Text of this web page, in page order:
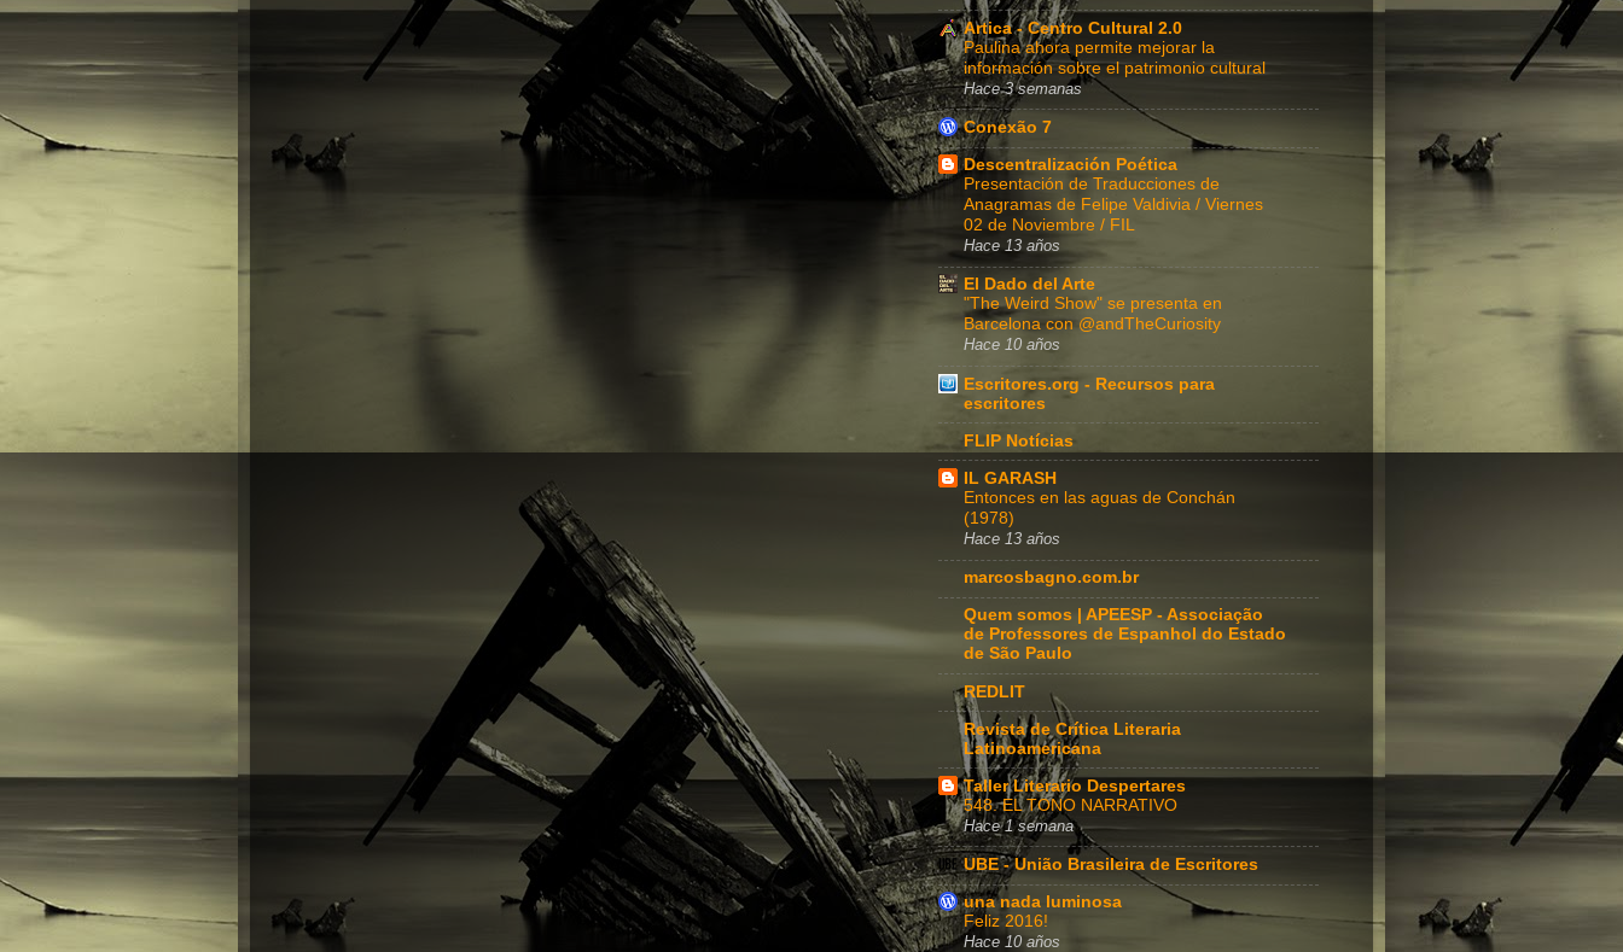
Artica - Centro Cultural 2.0
Paulina ahora permite mejorar la
información sobre el patrimonio cultural
Hace 3 semanas
Conexão 7
Descentralización Poética
Presentación de Traducciones de
Anagramas de Felipe Valdivia / Viernes
02 de Noviembre / FIL
Hace 13 años
El Dado del Arte
"The Weird Show" se presenta en
Barcelona con @andTheCuriosity
Hace 10 años
Escritores.org - Recursos para
escritores
FLIP Notícias
IL GARASH
Entonces en las aguas de Conchán
(1978)
Hace 13 años
marcosbagno.com.br
Quem somos | APEESP - Associação
de Professores de Espanhol do Estado
de São Paulo
REDLIT
Revista de Crítica Literaria
Latinoamericana
Taller Literario Despertares
548. EL TONO NARRATIVO
Hace 1 semana
UBE - União Brasileira de Escritores
una nada luminosa
Feliz 2016!
Hace 10 años